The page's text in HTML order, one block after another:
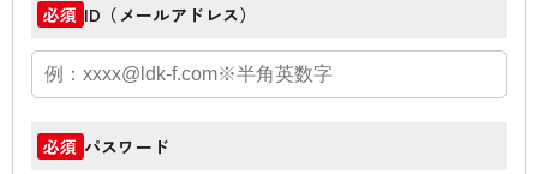
必須 ID（メールアドレス）
必須 パスワード